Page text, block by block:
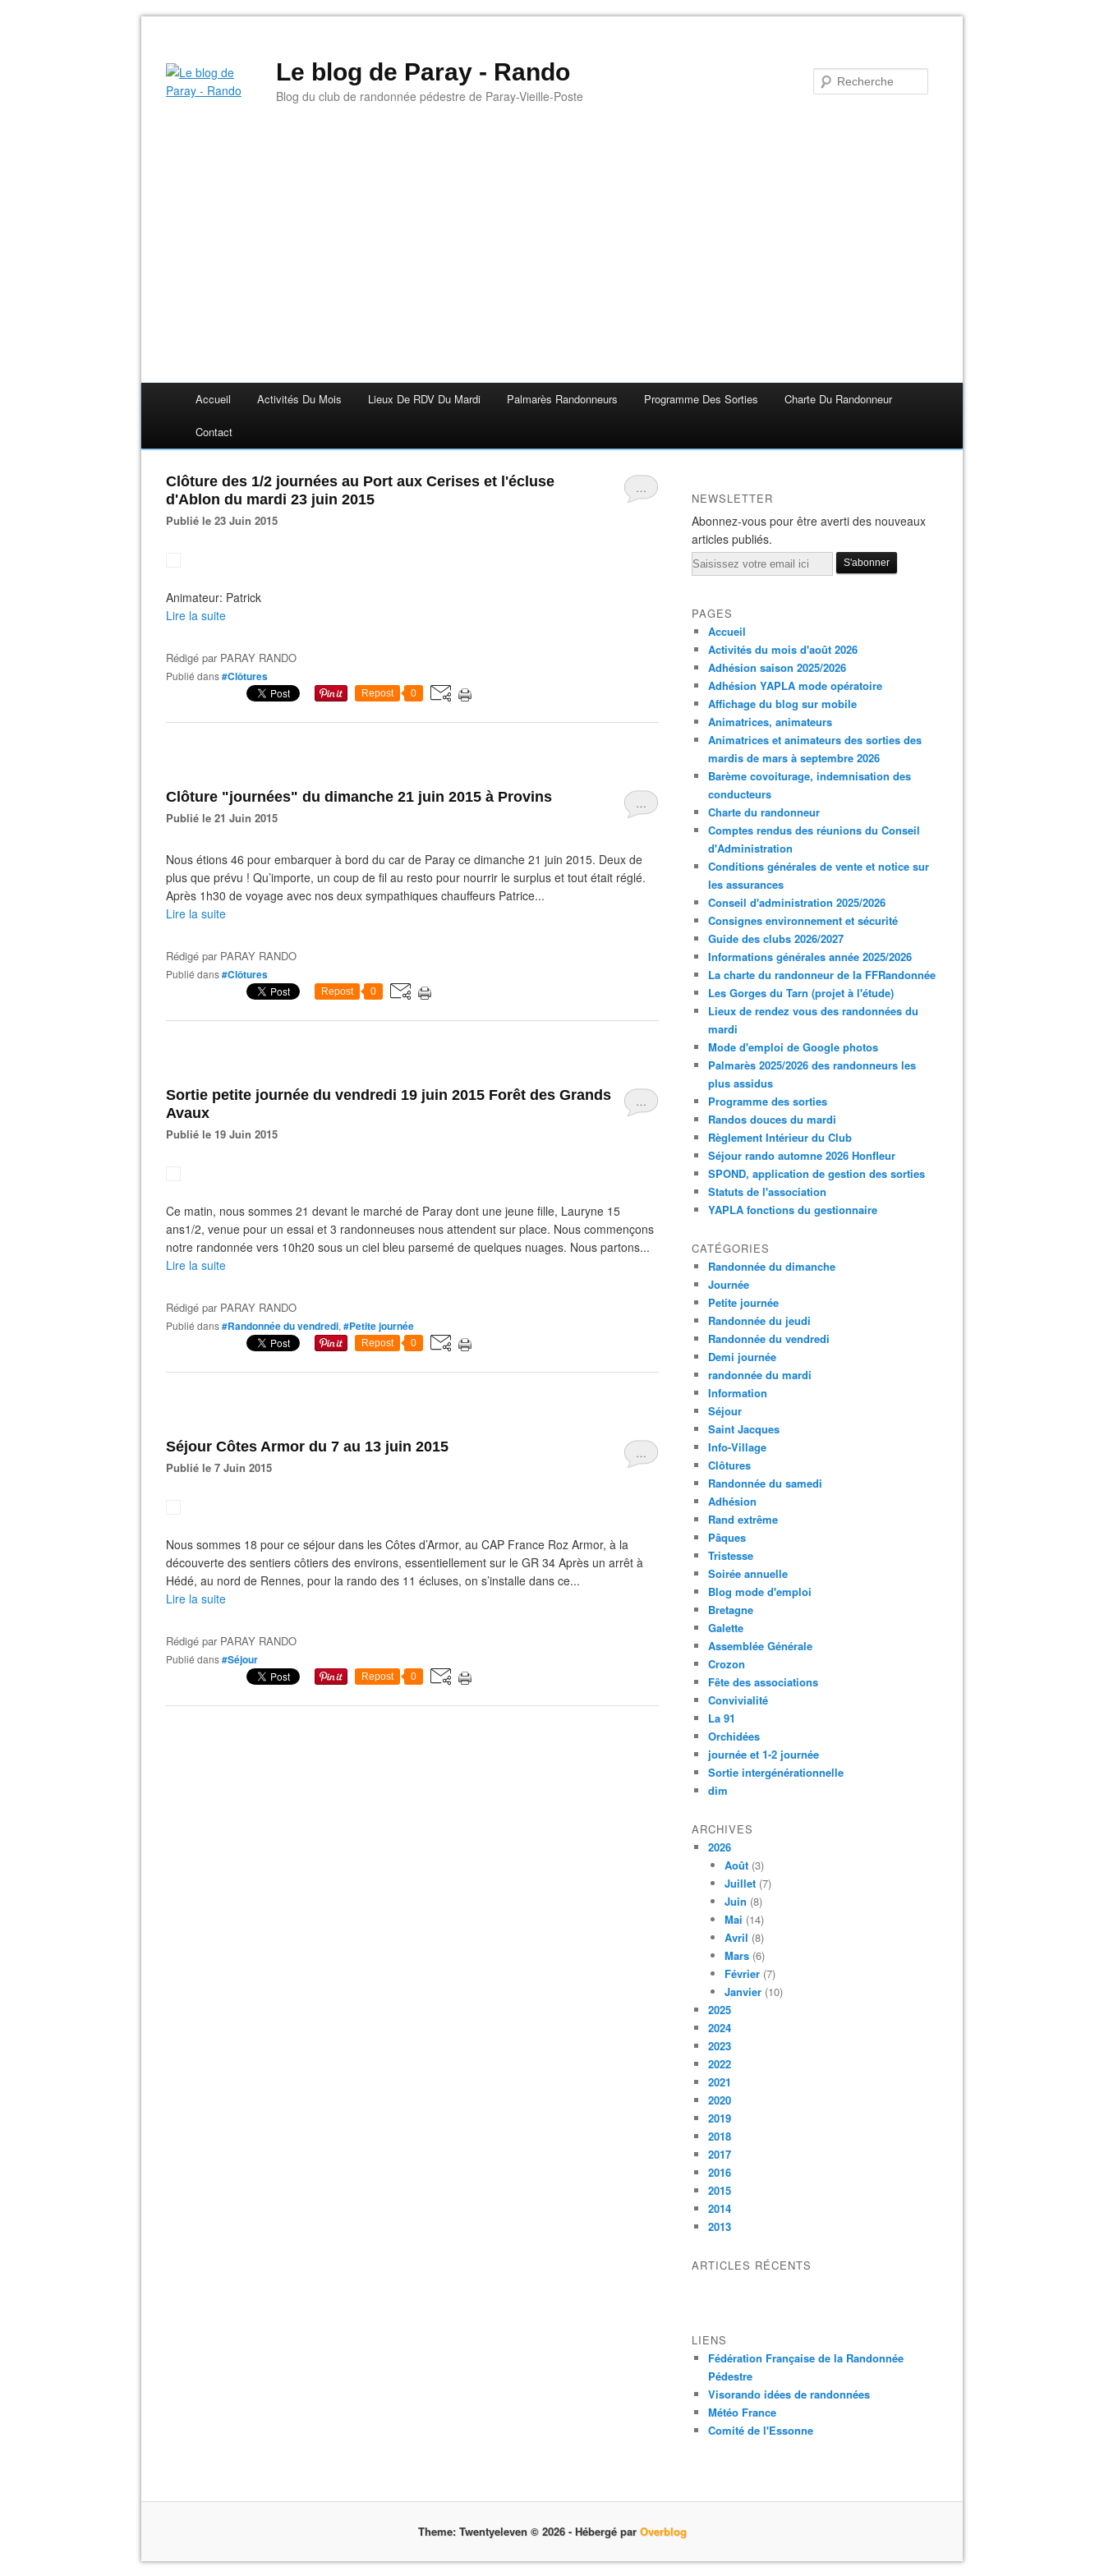
Le blog de Paray - Rando
Blog du club de randonnée pédestre de Paray-Vieille-Poste
Accueil Activités Du Mois Lieux De RDV Du Mardi Palmarès Randonneurs Programme Des Sorties Charte Du Randonneur
Contact
…
Clôture des 1/2 journées au Port aux Cerises et l'écluse
d'Ablon du mardi 23 juin 2015
Publié le 23 Juin 2015
Animateur: Patrick
Lire la suite
Rédigé par PARAY RANDO
Publié dans#Clôtures
Repost 0
…
Clôture "journées" du dimanche 21 juin 2015 à Provins
Publié le 21 Juin 2015
Nous étions 46 pour embarquer à bord du car de Paray ce dimanche 21 juin 2015. Deux de
plus que prévu ! Qu’importe, un coup de fil au resto pour nourrir le surplus et tout était réglé.
Après 1h30 de voyage avec nos deux sympathiques chauffeurs Patrice...
Lire la suite
Rédigé par PARAY RANDO
Publié dans#Clôtures
Repost 0
…
Sortie petite journée du vendredi 19 juin 2015 ​​​​​​​Forêt des Grands
Avaux
Publié le 19 Juin 2015
Ce matin, nous sommes 21 devant le marché de Paray dont une jeune fille, Lauryne 15
ans1/2, venue pour un essai et 3 randonneuses nous attendent sur place. Nous commençons
notre randonnée vers 10h20 sous un ciel bleu parsemé de quelques nuages. Nous partons...
Lire la suite
Rédigé par PARAY RANDO
Publié dans#Randonnée du vendredi, #Petite journée
Repost 0
…
Séjour Côtes Armor du 7 au 13 juin 2015
Publié le 7 Juin 2015
Nous sommes 18 pour ce séjour dans les Côtes d’Armor, au CAP France Roz Armor, à la
découverte des sentiers côtiers des environs, essentiellement sur le GR 34 Après un arrêt à
Hédé, au nord de Rennes, pour la rando des 11 écluses, on s’installe dans ce...
Lire la suite
Rédigé par PARAY RANDO
Publié dans#Séjour
Repost 0
NEWSLETTER
Abonnez-vous pour être averti des nouveaux
articles publiés.
Email
PAGES
Accueil
Activités du mois d'août 2026
Adhésion saison 2025/2026
Adhésion YAPLA mode opératoire
Affichage du blog sur mobile
Animatrices, animateurs
Animatrices et animateurs des sorties des
mardis de mars à septembre 2026
Barème covoiturage, indemnisation des
conducteurs
Charte du randonneur
Comptes rendus des réunions du Conseil
d'Administration
Conditions générales de vente et notice sur
les assurances
Conseil d'administration 2025/2026
Consignes environnement et sécurité
Guide des clubs 2026/2027
Informations générales année 2025/2026
La charte du randonneur de la FFRandonnée
Les Gorges du Tarn (projet à l'étude)
Lieux de rendez vous des randonnées du
mardi
Mode d'emploi de Google photos
Palmarès 2025/2026 des randonneurs les
plus assidus
Programme des sorties
Randos douces du mardi
Règlement Intérieur du Club
Séjour rando automne 2026 Honfleur
SPOND, application de gestion des sorties
Statuts de l'association
YAPLA fonctions du gestionnaire
CATÉGORIES
Randonnée du dimanche
Journée
Petite journée
Randonnée du jeudi
Randonnée du vendredi
Demi journée
randonnée du mardi
Information
Séjour
Saint Jacques
Info-Village
Clôtures
Randonnée du samedi
Adhésion
Rand extrême
Pâques
Tristesse
Soirée annuelle
Blog mode d'emploi
Bretagne
Galette
Assemblée Générale
Crozon
Fête des associations
Convivialité
La 91
Orchidées
journée et 1-2 journée
Sortie intergénérationnelle
dim
ARCHIVES
2026
Août (3)
Juillet (7)
Juin (8)
Mai (14)
Avril (8)
Mars (6)
Février (7)
Janvier (10)
2025
2024
2023
2022
2021
2020
2019
2018
2017
2016
2015
2014
2013
ARTICLES RÉCENTS
LIENS
Fédération Française de la Randonnée
Pédestre
Visorando idées de randonnées
Météo France
Comité de l'Essonne
Theme: Twentyeleven © 2026 - Hébergé par Overblog